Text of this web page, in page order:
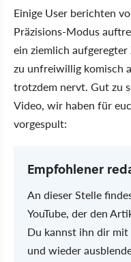
Einige User berichten
Präzisions-Modus
ein ziemlich
zu unfreiwillig komisch
trotzdem nervt. Gut zu
Video, wir haben für
vorgespult:
Empfohlener
An dieser Stelle
YouTube, der den
Du kannst ihn dir mit
und wieder